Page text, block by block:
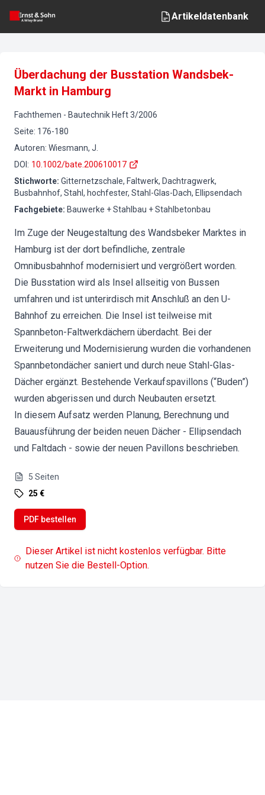
Artikeldatenbank
Überdachung der Busstation Wandsbek-
Markt in Hamburg
Fachthemen - Bautechnik Heft3/2006
Seite: 176-180
Autoren: Wiesmann, J.
DOI : 10.1002/bate.200610017
Stichworte: Gitternetzschale, Faltwerk, Dachtragwerk,
Busbahnhof, Stahl, hochfester, Stahl-Glas-Dach, Ellipsendach
Fachgebiete: Bauwerke + Stahlbau + Stahlbetonbau
Im Zuge der Neugestaltung des Wandsbeker Marktes in
Hamburg ist der dort befindliche, zentrale
Omnibusbahnhof modernisiert und vergrößert worden.
Die Busstation wird als Insel allseitig von Bussen
umfahren und ist unterirdisch mit Anschluß an den U-
Bahnhof zu erreichen. Die Insel ist teilweise mit
Spannbeton-Faltwerkdächern überdacht. Bei der
Erweiterung und Modernisierung wurden die vorhandenen
Spannbetondächer saniert und durch neue Stahl-Glas-
Dächer ergänzt. Bestehende Verkaufspavillons (“Buden”)
wurden abgerissen und durch Neubauten ersetzt.
In diesem Aufsatz werden Planung, Berechnung und
Bauausführung der beiden neuen Dächer - Ellipsendach
und Faltdach - sowie der neuen Pavillons beschrieben.
5 Seiten
25 €
PDF bestellen
Dieser Artikel ist nicht kostenlos verfügbar. Bitte
nutzen Sie die Bestell-Option.